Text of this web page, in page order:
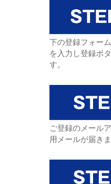
下の登録フォー
を入力し登録ボ
す。
ご登録のメール
用メールが届きま